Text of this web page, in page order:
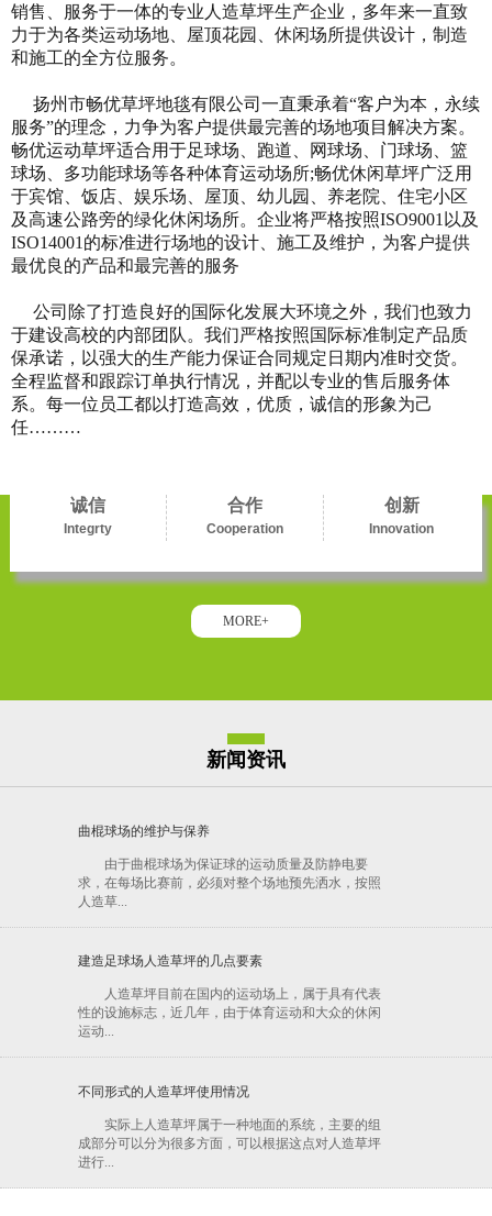
销售、服务于一体的专业人造草坪生产企业，多年来一直致
力于为各类运动场地、屋顶花园、休闲场所提供设计，制造
和施工的全方位服务。
扬州市畅优草坪地毯有限公司一直秉承着“客户为本，永续
服务”的理念，力争为客户提供最完善的场地项目解决方案。
畅优运动草坪适合用于足球场、跑道、网球场、门球场、篮
球场、多功能球场等各种体育运动场所;畅优休闲草坪广泛用
于宾馆、饭店、娱乐场、屋顶、幼儿园、养老院、住宅小区
及高速公路旁的绿化休闲场所。企业将严格按照ISO9001以及
ISO14001的标准进行场地的设计、施工及维护，为客户提供
最优良的产品和最完善的服务
公司除了打造良好的国际化发展大环境之外，我们也致力
于建设高校的内部团队。我们严格按照国际标准制定产品质
保承诺，以强大的生产能力保证合同规定日期内准时交货。
全程监督和跟踪订单执行情况，并配以专业的售后服务体
系。每一位员工都以打造高效，优质，诚信的形象为己
任………
诚信
Integrty
合作
Cooperation
创新
Innovation
MORE+
新闻资讯
曲棍球场的维护与保养
由于曲棍球场为保证球的运动质量及防静电要
求，在每场比赛前，必须对整个场地预先洒水，按照
人造草...
建造足球场人造草坪的几点要素
人造草坪目前在国内的运动场上，属于具有代表
性的设施标志，近几年，由于体育运动和大众的休闲
运动...
不同形式的人造草坪使用情况
实际上人造草坪属于一种地面的系统，主要的组
成部分可以分为很多方面，可以根据这点对人造草坪
进行...